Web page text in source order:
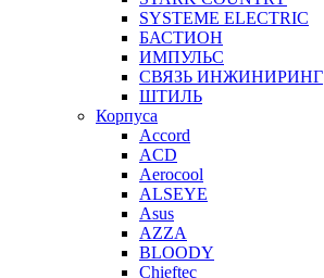
SYSTEME ELECTRIC
БАСТИОН
ИМПУЛЬС
СВЯЗЬ ИНЖИНИРИНГ
ШТИЛЬ
Корпуса
Accord
ACD
Aerocool
ALSEYE
Asus
AZZA
BLOODY
Chieftec